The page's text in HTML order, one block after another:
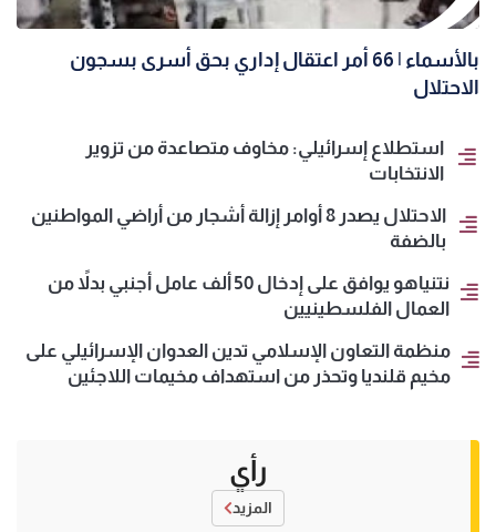
بالأسماء | 66 أمر اعتقال إداري بحق أسرى بسجون
الاحتلال
استطلاع إسرائيلي: مخاوف متصاعدة من تزوير
الانتخابات
الاحتلال يصدر 8 أوامر إزالة أشجار من أراضي المواطنين
بالضفة
نتنياهو يوافق على إدخال 50 ألف عامل أجنبي بدلاً من
العمال الفلسطينيين
منظمة التعاون الإسلامي تدين العدوان الإسرائيلي على
مخيم قلنديا وتحذر من استهداف مخيمات اللاجئين
رأي
المزيد